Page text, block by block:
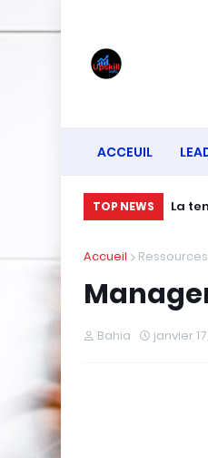
ACCEUIL
TOP NEWS La
Accueil
Bahia janvier